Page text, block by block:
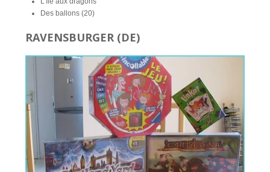
Des ballons (20)
RAVENSBURGER (DE)